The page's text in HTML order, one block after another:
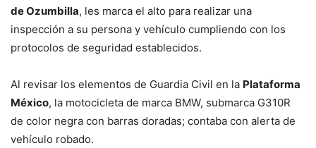
de Ozumbilla, les marca el alto para realizar una
inspección a su persona y vehículo cumpliendo con los
protocolos de seguridad establecidos.
Al revisar los elementos de Guardia Civil en la Plataforma
México, la motocicleta de marca BMW, submarca G310R
de color negra con barras doradas; contaba con alerta de
vehículo robado.